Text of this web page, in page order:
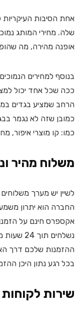
אחת הסיבות העיקריות
שלה. מחירי המותג
אופנה מהירה, מה
בנוסף למחירים
ככה שכל אחד יכול
הרחב שמציע בגדים
כמובן שזה לא נגמר
כמו: קו מוצרי איפור,
משלוח מהיר
לשיין יש מערך
החברה הוא יתרון
אקספרס חינם על
נשלחים
בכל רגע נתון היכן
שירות לקוחות